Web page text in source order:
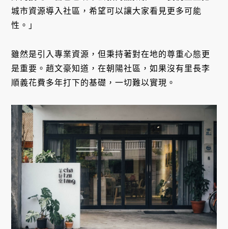
城市資源導入社區，希望可以讓大家看見更多可能
性。」
雖然是引入專業資源，但秉持著對在地的尊重心態更
是重要。趙文豪知道，在朝陽社區，如果沒有里長李
順義花費多年打下的基礎，一切難以實現。